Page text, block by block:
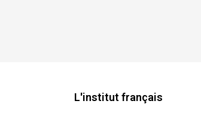
L'institut français